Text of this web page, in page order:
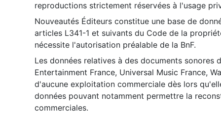
reproductions strictement réservées à l'usage
Nouveautés Éditeurs constitue une base de
articles L341-1 et suivants du Code de la
nécessite l'autorisation préalable de la BnF.
Les données relatives à des documents sonores
Entertainment France, Universal Music France,
d'aucune exploitation commerciale dès lors
données pouvant notamment permettre la
commerciales.